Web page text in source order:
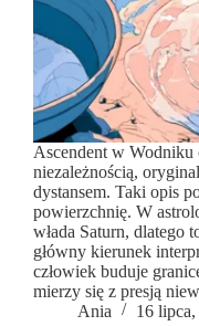
Ascendent w Wodniku
niezależnością,
dystansem. Taki opis
powierzchnię. W
włada Saturn, dlatego
główny kierunek
człowiek buduje
mierzy się z presją
Ania
16